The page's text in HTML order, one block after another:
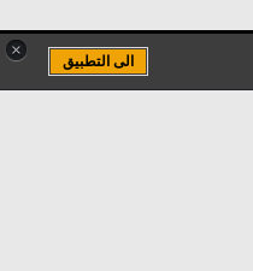
×
الى التطبيق